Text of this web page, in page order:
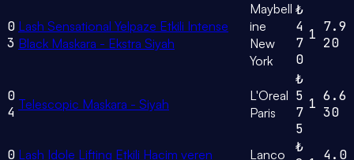
0
3
Lash Sensational Yelpaze Etkili Intense
Black Maskara - Ekstra Siyah
Maybell
ine
New
York
₺
4
7
0
1 7.9
20
0
4 Telescopic Maskara - Siyah
L'Oreal
Paris
₺
5
7
5
1 6.6
30
0 Lash Idole Lifting Etkili Hacim veren
Lanco
₺
4.0